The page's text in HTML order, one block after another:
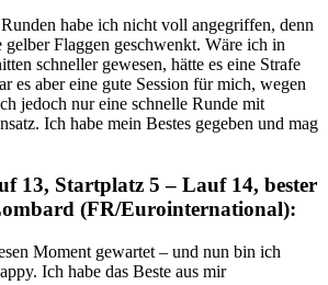
habe ich nicht voll angegriffen, denn
gelber Flaggen geschwenkt. Wäre ich in
schneller gewesen, hätte es eine Strafe
es aber eine gute Session für mich, wegen
jedoch nur eine schnelle Runde mit
Ich habe mein Bestes gegeben und mag
13, Startplatz 5 – Lauf 14, bester
(FR/Eurointernational):
Moment gewartet – und nun bin ich
Ich habe das Beste aus mir